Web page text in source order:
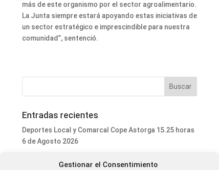
Gestionar el Consentimiento
más de este organismo por el sector agroalimentario.
La Junta siempre estará apoyando estas iniciativas de
un sector estratégico e imprescindible para nuestra
comunidad”, sentenció.
Entradas recientes
Deportes Local y Comarcal Cope Astorga 15.25 horas
6 de Agosto 2026